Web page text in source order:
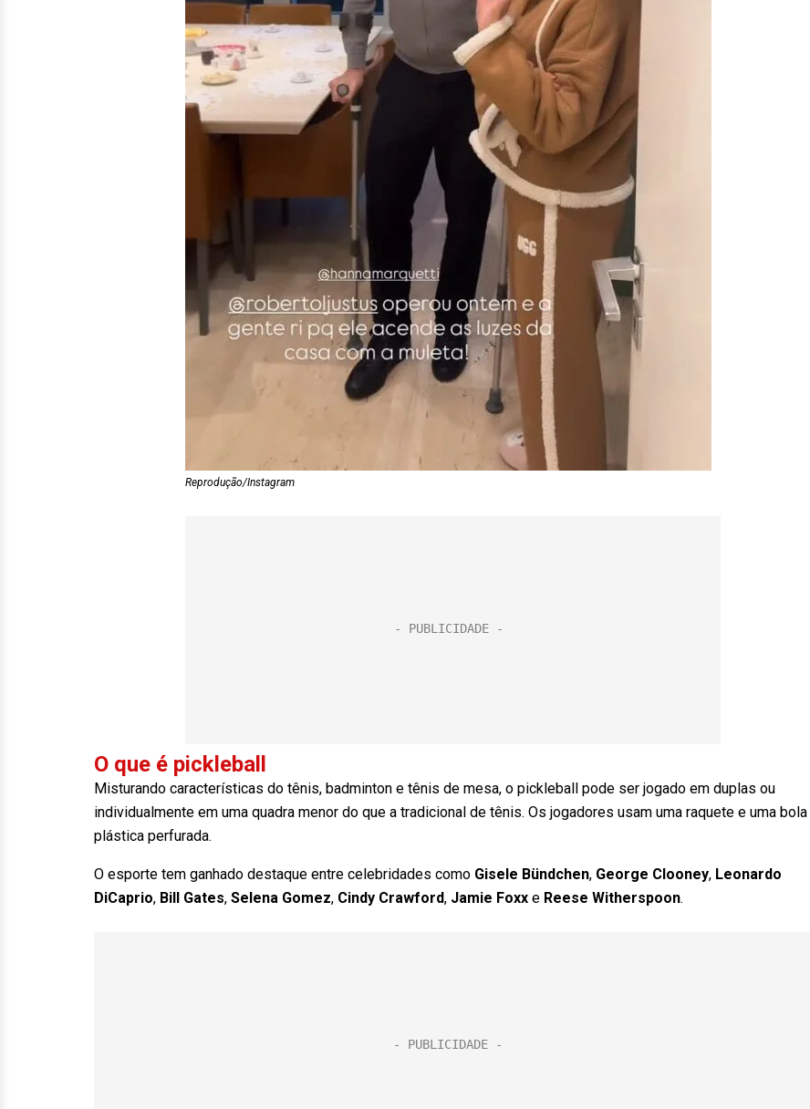
Reprodução/Instagram
O que é pickleball
Misturando características do tênis, badminton e tênis de mesa, o pickleball pode ser jogado em duplas ou
individualmente em uma quadra menor do que a tradicional de tênis. Os jogadores usam uma raquete e uma bola
plástica perfurada.
O esporte tem ganhado destaque entre celebridades como Gisele Bündchen, George Clooney, Leonardo
DiCaprio, Bill Gates, Selena Gomez, Cindy Crawford, Jamie Foxx e Reese Witherspoon.